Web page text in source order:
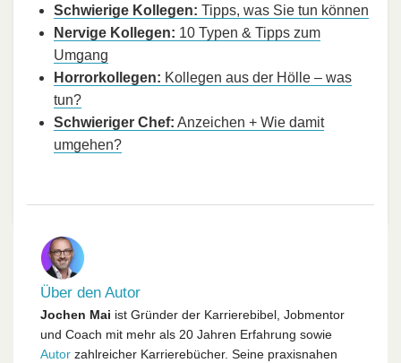
Schwierige Kollegen: Tipps, was Sie tun können
Nervige Kollegen: 10 Typen & Tipps zum
Umgang
Horrorkollegen: Kollegen aus der Hölle – was
tun?
Schwieriger Chef: Anzeichen + Wie damit
umgehen?
Über den Autor
Jochen Mai ist Gründer der Karrierebibel, Jobmentor
und Coach mit mehr als 20 Jahren Erfahrung sowie
Autor zahlreicher Karrierebücher. Seine praxisnahen